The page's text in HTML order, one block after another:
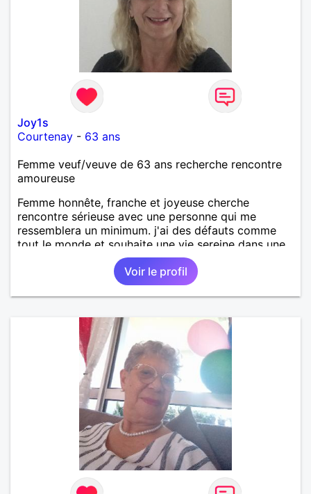
Joy1s
Courtenay - 63 ans
Femme veuf/veuve de 63 ans recherche rencontre
amoureuse
Femme honnête, franche et joyeuse cherche
rencontre sérieuse avec une personne qui me
ressemblera un minimum. j'ai des défauts comme
tout le monde et souhaite une vie sereine dans une
relation sur du long terme.
Voir le profil